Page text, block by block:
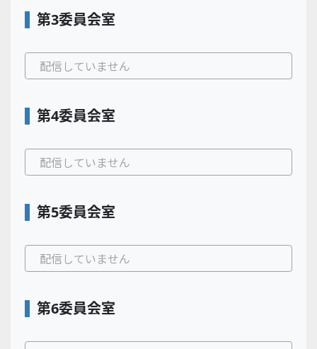
第3委員会室
配信していません
第4委員会室
配信していません
第5委員会室
配信していません
第6委員会室